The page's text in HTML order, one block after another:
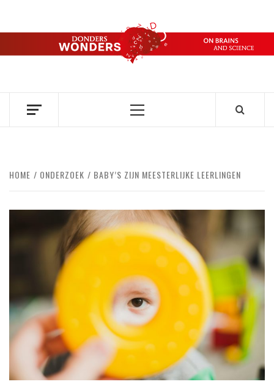
de
DONDERS
OVER HERSENEN EN WETENSCHAP // ON BRAINS AND
Primair
HOME ONDERZOEK BABY’S ZIJN MEESTERLIJKE LEERLINGEN